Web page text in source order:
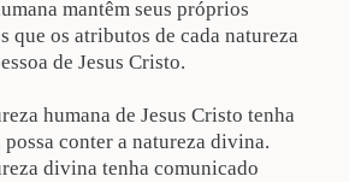
mantêm seus próprios
que os atributos de cada natureza
de Jesus Cristo.
humana de Jesus Cristo tenha
conter a natureza divina.
divina tenha comunicado